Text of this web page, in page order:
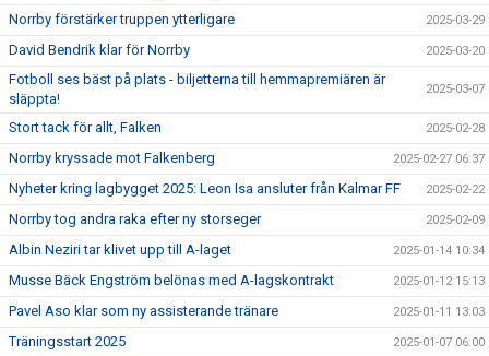
Norrby förstärker truppen ytterligare 2025-03-29
David Bendrik klar för Norrby 2025-03-20
Fotboll ses bäst på plats - biljetterna till hemmapremiären är
släppta!
2025-03-07
Stort tack för allt, Falken 2025-02-28
Norrby kryssade mot Falkenberg 2025-02-27 06:37
Nyheter kring lagbygget 2025: Leon Isa ansluter från Kalmar FF 2025-02-22
Norrby tog andra raka efter ny storseger 2025-02-09
Albin Neziri tar klivet upp till A-laget 2025-01-14 10:34
Musse Bäck Engström belönas med A-lagskontrakt 2025-01-12 15:13
Pavel Aso klar som ny assisterande tränare 2025-01-11 13:03
Träningsstart 2025 2025-01-07 06:00